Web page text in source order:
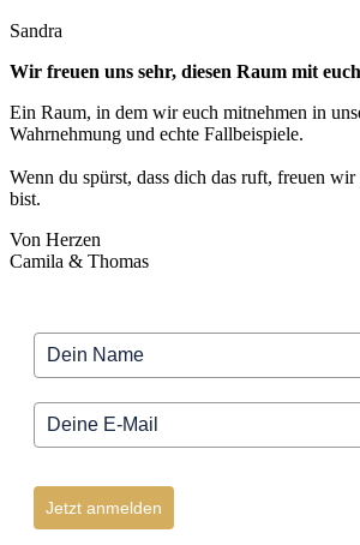
Sandra
Wir freuen uns sehr, diesen Raum mit
Ein Raum, in dem wir euch mitnehmen in
Wahrnehmung und echte Fallbeispiele.
Wenn du spürst, dass dich das ruft, freuen
bist.
Von Herzen
Camila & Thomas
Jetzt anmelden